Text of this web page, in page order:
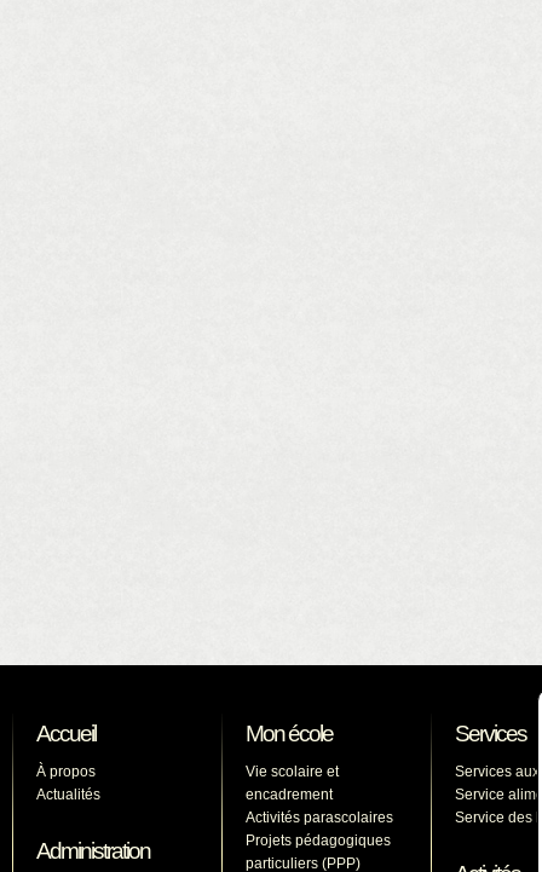
Accueil
À propos
Actualités
Administration
Mon école
Vie scolaire et
encadrement
Activités parascolaires
Projets pédagogiques
particuliers (PPP)
Services
Services
Service
Service des